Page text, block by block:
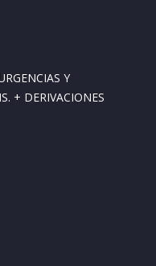
Y
+ DERIVACIONES